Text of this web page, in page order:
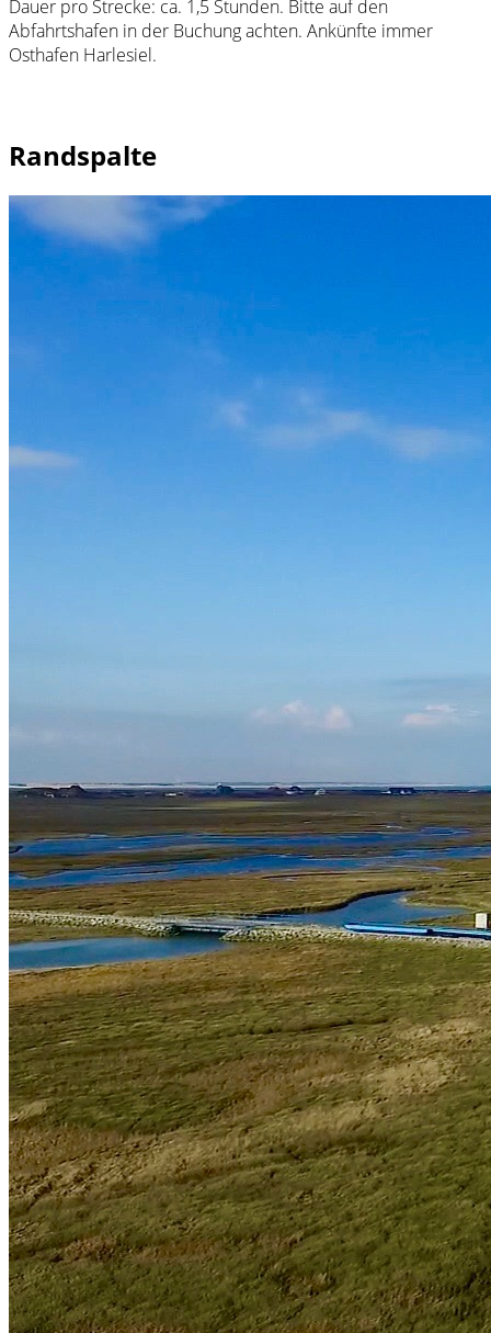
Dauer pro Strecke: ca. 1,5 Stunden. Bitte auf den
Abfahrtshafen in der Buchung achten. Ankünfte immer
Osthafen Harlesiel.
Randspalte